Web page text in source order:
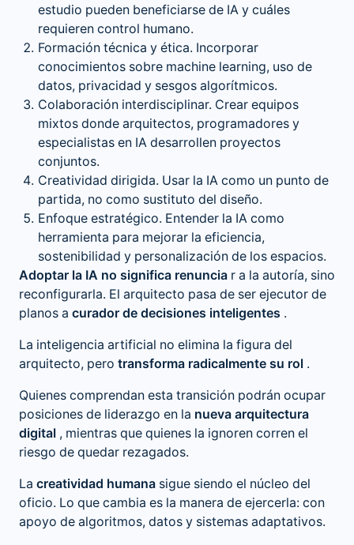
estudio pueden beneficiarse de IA y cuáles
requieren control humano.
Formación técnica y ética. Incorporar
conocimientos sobre machine learning, uso de
datos, privacidad y sesgos algorítmicos.
Colaboración interdisciplinar. Crear equipos
mixtos donde arquitectos, programadores y
especialistas en IA desarrollen proyectos
conjuntos.
Creatividad dirigida. Usar la IA como un punto de
partida, no como sustituto del diseño.
Enfoque estratégico. Entender la IA como
herramienta para mejorar la eficiencia,
sostenibilidad y personalización de los espacios.
Adoptar la IA no significa renuncia r a la autoría, sino
reconfigurarla. El arquitecto pasa de ser ejecutor de
planos a curador de decisiones inteligentes .
La inteligencia artificial no elimina la figura del
arquitecto, pero transforma radicalmente su rol .
Quienes comprendan esta transición podrán ocupar
posiciones de liderazgo en la nueva arquitectura
digital , mientras que quienes la ignoren corren el
riesgo de quedar rezagados.
La creatividad humana sigue siendo el núcleo del
oficio. Lo que cambia es la manera de ejercerla: con
apoyo de algoritmos, datos y sistemas adaptativos.